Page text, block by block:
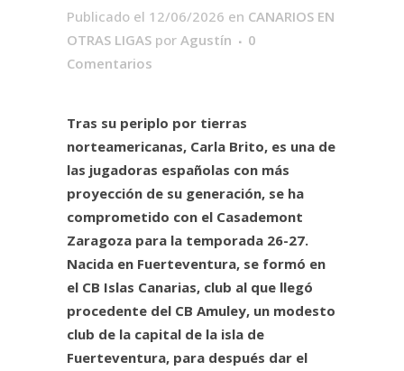
Publicado el 12/06/2026 en CANARIOS EN
OTRAS LIGAS por Agustín
0
Comentarios
Tras su periplo por tierras
norteamericanas, Carla Brito, es una de
las jugadoras españolas con más
proyección de su generación, se ha
comprometido con el Casademont
Zaragoza para la temporada 26-27.
Nacida en Fuerteventura, se formó en
el CB Islas Canarias, club al que llegó
procedente del CB Amuley, un modesto
club de la capital de la isla de
Fuerteventura, para después dar el